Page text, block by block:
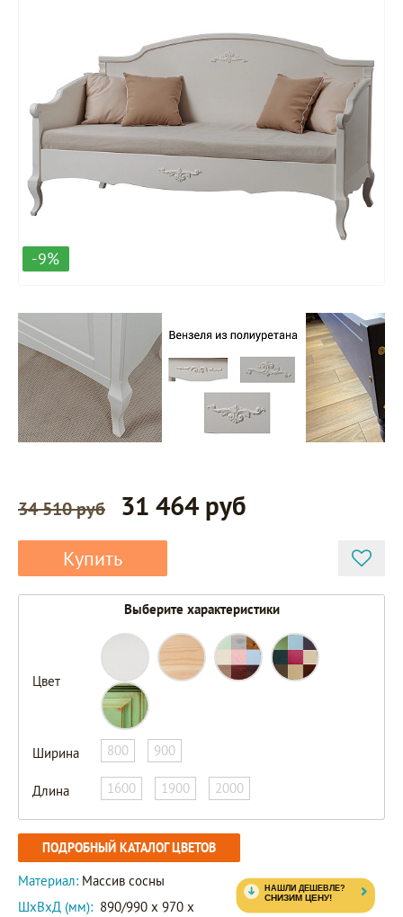
-9%
34 510 руб 31 464 руб
Купить
Выберите характеристики
Цвет
Ширина 800 900
Длина 1600 1900 2000
ПОДРОБНЫЙ КАТАЛОГ ЦВЕТОВ
Материал: Массив сосны
ШxВxД (мм): 890/990 x 970 x